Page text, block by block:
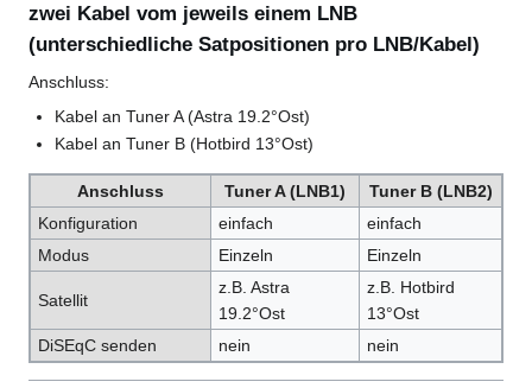
zwei Kabel vom jeweils einem LNB
(unterschiedliche Satpositionen pro LNB/Kabel)
Anschluss:
Kabel an Tuner A (Astra 19.2°Ost)
Kabel an Tuner B (Hotbird 13°Ost)
Anschluss Tuner A (LNB1)
Tuner B (LNB2)
Konfiguration
einfach
einfach
Modus
Einzeln Einzeln
Satellit
z.B. Astra
19.2°Ost
z.B. Hotbird
13°Ost
DiSEqC senden
nein nein